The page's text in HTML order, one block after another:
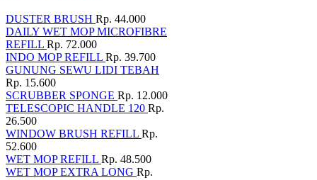
DUSTER BRUSH Rp. 44.000
DAILY WET MOP MICROFIBRE
REFILL Rp. 72.000
INDO MOP REFILL Rp. 39.700
GUNUNG SEWU LIDI TEBAH
Rp. 15.600
SCRUBBER SPONGE Rp. 12.000
TELESCOPIC HANDLE 120 Rp.
26.500
WINDOW BRUSH REFILL Rp.
52.600
WET MOP REFILL Rp. 48.500
WET MOP EXTRA LONG Rp.